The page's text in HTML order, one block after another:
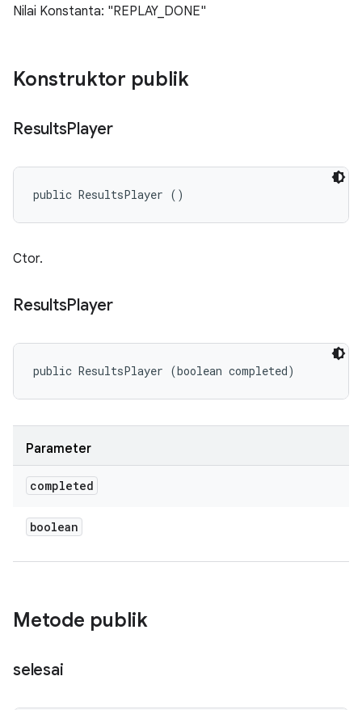
Nilai Konstanta: "REPLAY_DONE"
Konstruktor publik
ResultsPlayer
public ResultsPlayer ()
Ctor.
ResultsPlayer
public ResultsPlayer (boolean completed)
Parameter
completed
boolean
Metode publik
selesai